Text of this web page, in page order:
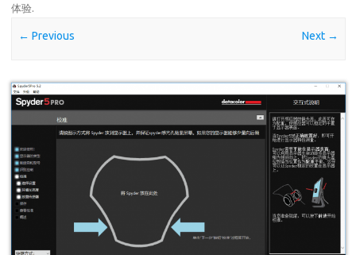
体验.
← Previous Next →